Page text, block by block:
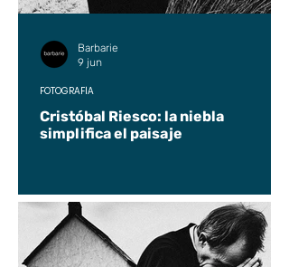
Cristóbal Riesco: la niebla
simplifica el paisaje
FOTOGRAFÍA
Barbarie
9 jun